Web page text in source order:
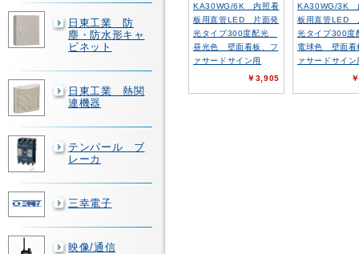
日東工業 防
塵・防水形キャ
ビネット
日東工業 熱関
連機器
テンパール ブ
レーカ
三幸電子
映像/通信
KA30WG/6K 内照看
板用直管LED 片面発
光タイプ300度配光
昼光色 壁面看板、フ
ァサードサイン用
￥3,905
KA30WG/3K
板用直管LED
光タイプ300
電球色 壁面看
ァサードサイン